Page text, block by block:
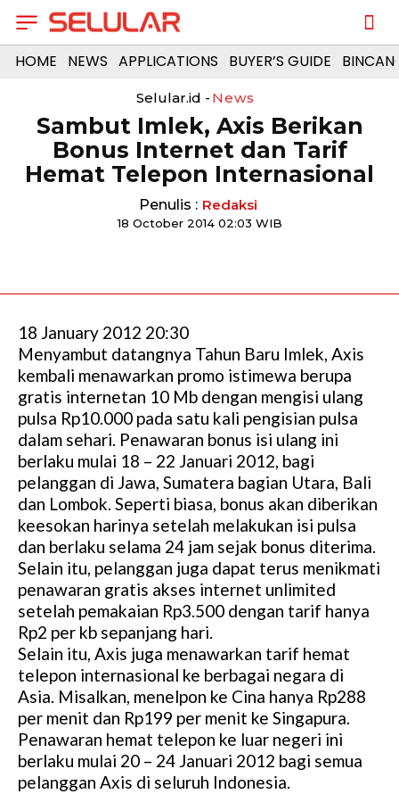
HOME NEWS APPLICATIONS BUYER’S GUIDE
Selular.id - News
Sambut Imlek, Axis Berikan
Bonus Internet dan Tarif
Hemat Telepon Internasional
Penulis : Redaksi
18 October 2014 02:03 WIB
18 January 2012 20:30
Menyambut datangnya Tahun Baru Imlek, Axis
kembali menawarkan promo istimewa berupa
gratis internetan 10 Mb dengan mengisi ulang
pulsa Rp10.000 pada satu kali pengisian pulsa
dalam sehari. Penawaran bonus isi ulang ini
berlaku mulai 18 – 22 Januari 2012, bagi
pelanggan di Jawa, Sumatera bagian Utara, Bali
dan Lombok. Seperti biasa, bonus akan diberikan
keesokan harinya setelah melakukan isi pulsa
dan berlaku selama 24 jam sejak bonus diterima.
Selain itu, pelanggan juga dapat terus menikmati
penawaran gratis akses internet unlimited
setelah pemakaian Rp3.500 dengan tarif hanya
Rp2 per kb sepanjang hari.
Selain itu, Axis juga menawarkan tarif hemat
telepon internasional ke berbagai negara di
Asia. Misalkan, menelpon ke Cina hanya Rp288
per menit dan Rp199 per menit ke Singapura.
Penawaran hemat telepon ke luar negeri ini
berlaku mulai 20 – 24 Januari 2012 bagi semua
pelanggan Axis di seluruh Indonesia.